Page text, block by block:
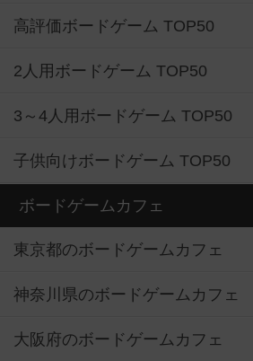
高評価ボードゲーム TOP50
2人用ボードゲーム TOP50
3～4人用ボードゲーム TOP50
子供向けボードゲーム TOP50
ボードゲームカフェ
東京都のボードゲームカフェ
神奈川県のボードゲームカフェ
大阪府のボードゲームカフェ